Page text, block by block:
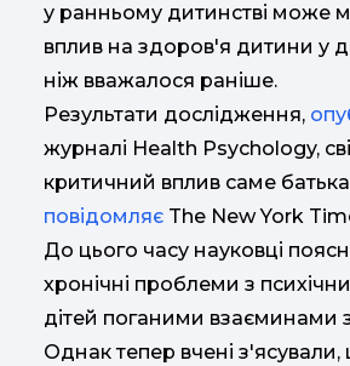
у ранньому дитинстві може
вплив на здоров'я дитини у
ніж вважалося раніше.
Результати дослідження,
журналі Health Psychology,
критичний вплив саме
повідомляє The New York
До цього часу науковці
хронічні проблеми з
дітей поганими взаєминами
Однак тепер вчені